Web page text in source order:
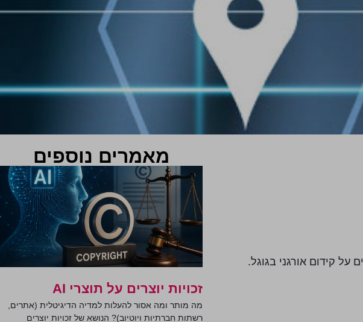
קידום אורגני בגוגל.
מאמרים נוספים
זכויות יוצרים על תוצרי AI
מה מותר ומה אסור להעלות למדיה הדיגיטלית (אתרים,
רשתות חברתיות ויוטיוב)? הנושא של זכויות יוצרים